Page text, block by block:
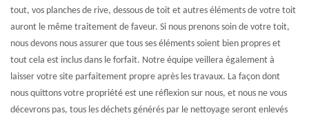
tout, vos planches de rive, dessous de toit et autres éléments de votre toit
auront le même traitement de faveur. Si nous prenons soin de votre toit,
nous devons nous assurer que tous ses éléments soient bien propres et
tout cela est inclus dans le forfait. Notre équipe veillera également à
laisser votre site parfaitement propre après les travaux. La façon dont
nous quittons votre propriété est une réflexion sur nous, et nous ne vous
décevrons pas, tous les déchets générés par le nettoyage seront enlevés